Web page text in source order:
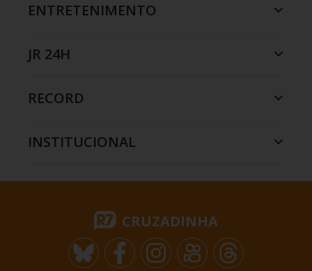
ENTRETENIMENTO
JR 24H
RECORD
INSTITUCIONAL
CRUZADINHA